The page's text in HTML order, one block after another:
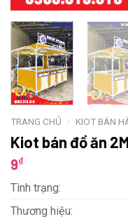
TRANG CHỦ / KIOT BÁN
Kiot bán đồ ăn
9₫
Tình trạng:
Thương hiệu: